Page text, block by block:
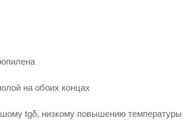
на обоих концах
tgδ, низкому повышению температуры